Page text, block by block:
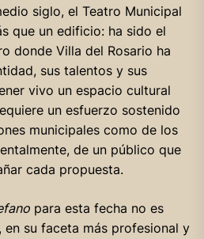
siglo, el Teatro Municipal
que un edificio: ha sido el
donde Villa del Rosario ha
sus talentos y sus
vivo un espacio cultural
un esfuerzo sostenido
municipales como de los
de un público que
cada propuesta.
para esta fecha no es
en su faceta más profesional y